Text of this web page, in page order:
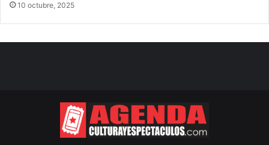
10 octubre, 2025